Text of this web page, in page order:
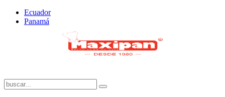
Ecuador
Panamá